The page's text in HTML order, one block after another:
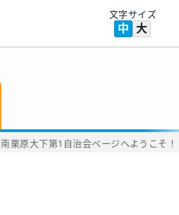
文字サイズ
中 大
南栗原大下第1自治会ページへようこそ！